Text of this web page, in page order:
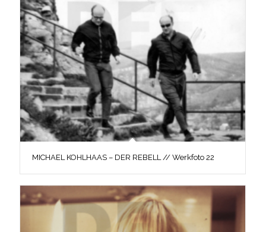
MICHAEL KOHLHAAS – DER REBELL // Werkfoto 22